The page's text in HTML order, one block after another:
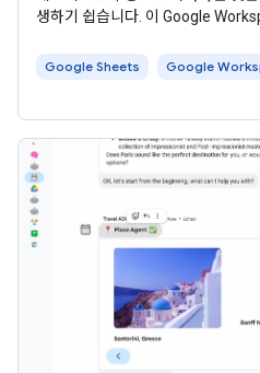
생하기 쉽습니다. 이 Google
합니다. 이 솔루션은 Sheets 매크
Google Sheets Google